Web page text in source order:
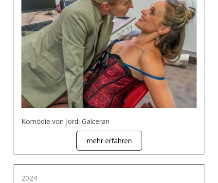
Komödie von Jordi Galceran
mehr erfahren
2024